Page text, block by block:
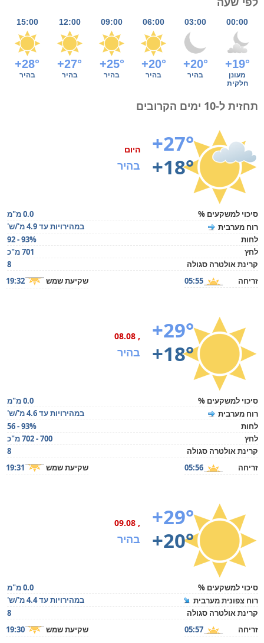
00:00
03:00
06:00
09:00
12:00
15:00
+19°
+20°
+20°
+25°
+27°
+28°
מעונן
חלקית
בהיר בהיר בהיר בהיר בהיר
תחזית ל-10 ימים הקרובים
+27°
+18°
היום
בהיר
סיכוי למשקעים %
0.0 מ"מ
רוח מערבית
במהירויות עד 4.9 מ'/ש'
לחות
92 - 93%
לחץ
701 מ"כ
קרינת אולטרה סגולה
8
זריחה
05:55 שקיעת שמש 19:32
+29°
+18°
, 08.08
בהיר
סיכוי למשקעים %
0.0 מ"מ
רוח מערבית
במהירויות עד 4.6 מ'/ש'
לחות
56 - 93%
לחץ
700 - 702 מ"כ
קרינת אולטרה סגולה
8
זריחה
05:56 שקיעת שמש 19:31
+29°
+20°
, 09.08
בהיר
סיכוי למשקעים %
0.0 מ"מ
רוח צפונית מערבית
במהירויות עד 4.4 מ'/ש'
קרינת אולטרה סגולה
8
זריחה
05:57 שקיעת שמש 19:30